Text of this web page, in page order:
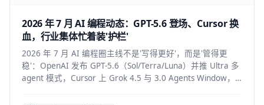
2026 年 7 月 AI 编程动态：GPT-5.6 登场、Cursor 换
血，行业集体忙着装'护栏'
2026 年 7 月 AI 编程圈主线不是'写得更好'，而是'管得更
稳'：OpenAI 发布 GPT-5.6（Sol/Terra/Luna）并推 Ultra 多
agent 模式，Cursor 上 Grok 4.5 与 3.0 Agents Window，